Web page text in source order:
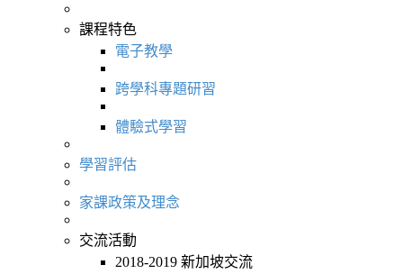
課程特色
電子教學
跨學科專題研習
體驗式學習
學習評估
家課政策及理念
交流活動
2018-2019 新加坡交流